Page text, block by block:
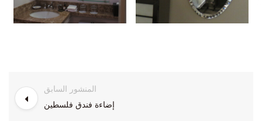
المنشور السابق
إضاءة فندق فلسطين